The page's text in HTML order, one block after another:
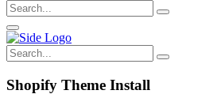
Shopify Theme Install